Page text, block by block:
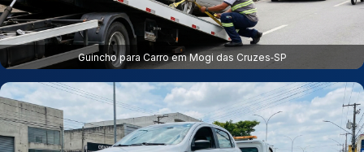
Guincho para Carro em Mogi das Cruzes‑SP